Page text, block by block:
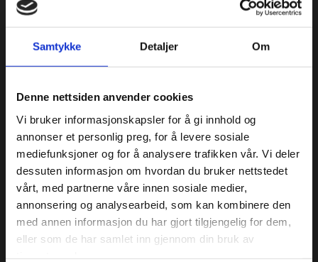
Samtykke Detaljer Om
Denne nettsiden anvender cookies
Vi bruker informasjonskapsler for å gi innhold og
annonser et personlig preg, for å levere sosiale
mediefunksjoner og for å analysere trafikken vår. Vi deler
dessuten informasjon om hvordan du bruker nettstedet
vårt, med partnerne våre innen sosiale medier,
annonsering og analysearbeid, som kan kombinere den
med annen informasjon du har gjort tilgjengelig for dem,
eller som de har samlet inn gjennom din bruk av
09/07/2026
SE DENNE 2019mod Ford
Transit Connect L2!!
Ford Transit Connect
SE DENNE 2019mod Ford Transit Connect L2 !!
Lang utgave/L2 120Tdci med bl.a AUTOMAT, 2
Skyvedører, Vindu i Skyvedør h.side, Klima, Cruice++
Ombygd og godkjent av Lafinto, ser ut som bakvegg er
flyttet slik at det er bedre plass bak seter.
I tillegg er det satt i lufteluke bak i varerom da bilen er
brukt privat som overnattinger på turer.